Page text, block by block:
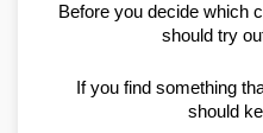
Before you decide which
should try
If you find something
should